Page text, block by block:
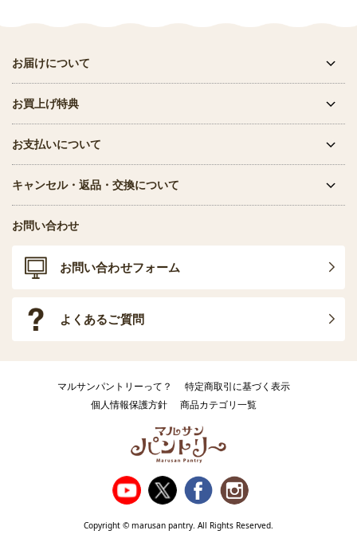
お届けについて
お買上げ特典
お支払いについて
キャンセル・返品・交換について
お問い合わせ
お問い合わせフォーム
よくあるご質問
マルサンパントリーって？
特定商取引に基づく表示
個人情報保護方針
商品カテゴリ一覧
Copyright © marusan pantry. All Rights Reserved.